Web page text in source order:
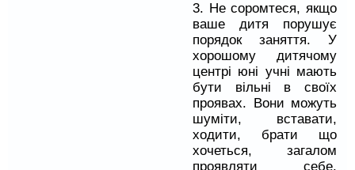
3. Не соромтеся, якщо
ваше дитя порушує
порядок заняття. У
хорошому дитячому
центрі юні учні мають
бути вільні в своїх
проявах. Вони можуть
шуміти, вставати,
ходити, брати що
хочеться, загалом
проявляти себе.